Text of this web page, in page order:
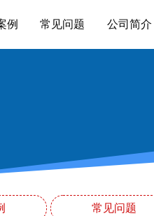
例 常见问题 公司简介
常见问题